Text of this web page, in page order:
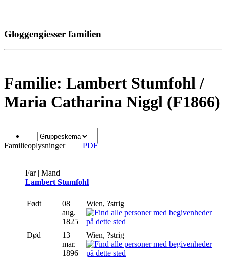
Gloggengiesser familien
Familie: Lambert Stumfohl /
Maria Catharina Niggl (F1866)
Familieoplysninger| PDF
Far | Mand
Lambert Stumfohl
Født
08
aug.
1825
Wien, ?strig
Død
13
mar.
1896
Wien, ?strig